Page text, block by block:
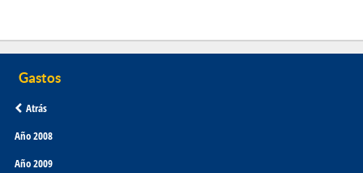
Atrás
Año 2008
Año 2009